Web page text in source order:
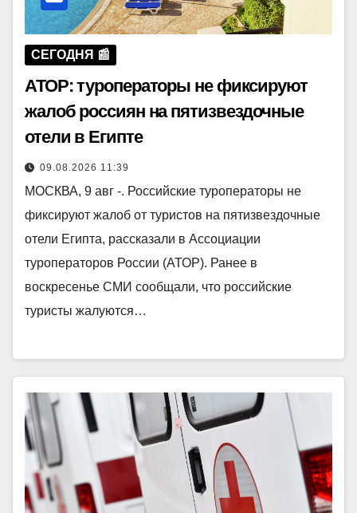
СЕГОДНЯ 📰
АТОР: туроператоры не фиксируют
жалоб россиян на пятизвездочные
отели в Египте
09.08.2026 11:39
МОСКВА, 9 авг -. Российские туроператоры не
фиксируют жалоб от туристов на пятизвездочные
отели Египта, рассказали в Ассоциации
туроператоров России (АТОР). Ранее в
воскресенье СМИ сообщали, что российские
туристы жалуются…